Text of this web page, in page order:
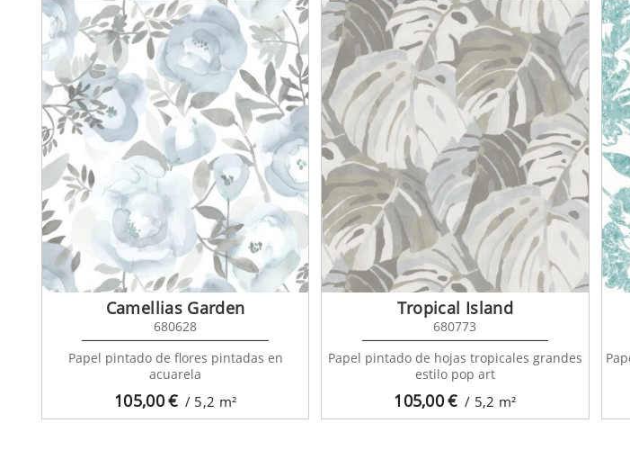
105,00€ / 5,2 m²
Camellias Garden
680628
Papel pintado de flores pintadas en
acuarela
105,00€ / 5,2 m²
Tropical Island
680773
Papel pintado de hojas tropicales grandes
estilo pop art